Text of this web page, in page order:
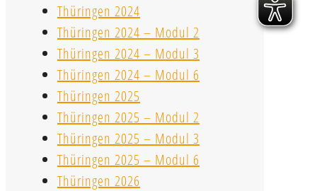
Thüringen 2024
Thüringen 2024 – Modul 2
Thüringen 2024 – Modul 3
Thüringen 2024 – Modul 6
Thüringen 2025
Thüringen 2025 – Modul 2
Thüringen 2025 – Modul 3
Thüringen 2025 – Modul 6
Thüringen 2026